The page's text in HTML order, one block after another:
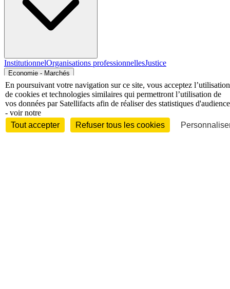
InstitutionnelOrganisations professionnellesJustice
Economie - Marchés
En poursuivant votre navigation sur ce site, vous acceptez l’utilisation
de cookies et technologies similaires qui permettront l’utilisation de
vos données par Satellifacts afin de réaliser des statistiques d'audience
- voir notre
Tout accepter
Refuser tous les cookies